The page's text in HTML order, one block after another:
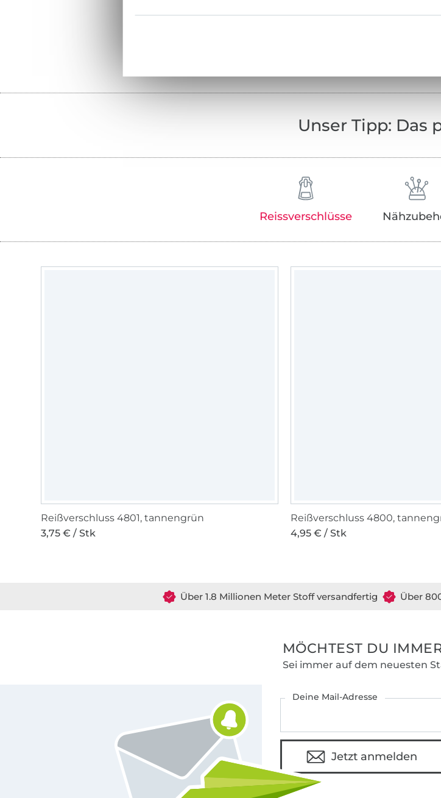
Unser Tipp: Das
Reissverschlüsse
Reißverschluss 4801, tannengrün
3,75 € / Stk
Reißverschluss 4800,
4,95 € / Stk
Über 1.8 Millionen Meter Stoff versandfertig Über
MÖCHTEST DU
Sei immer auf dem neuesten
Deine Mail-Adresse
Jetzt anmelden